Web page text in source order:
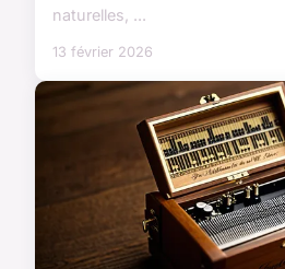
naturelles, ...
13 février 2026